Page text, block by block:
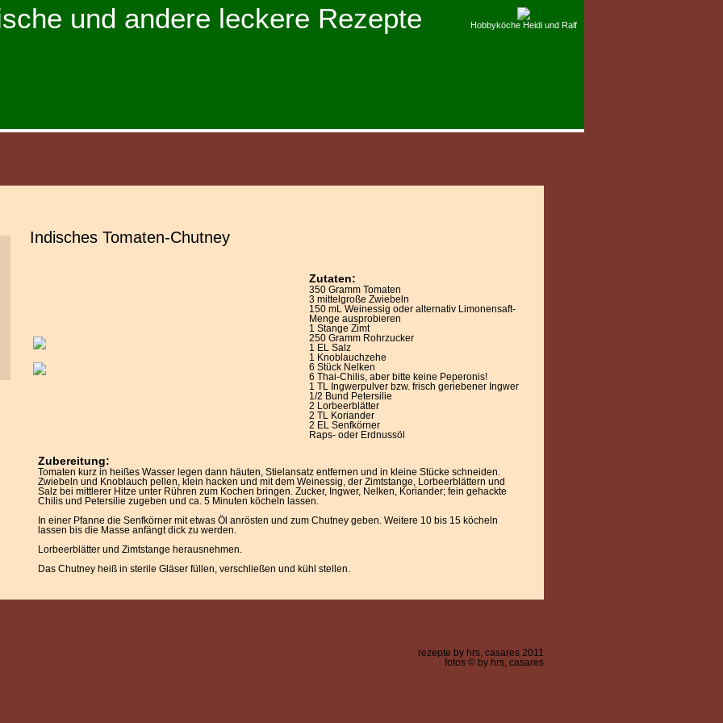
und andere leckere Rezepte Hobbyköche Heidi und Ralf
Indisches Tomaten-Chutney
Zutaten:
350 Gramm Tomaten
3 mittelgroße Zwiebeln
150 mL Weinessig oder alternativ Limonensaft-
Menge ausprobieren
1 Stange Zimt
250 Gramm Rohrzucker
1 EL Salz
1 Knoblauchzehe
6 Stück Nelken
6 Thai-Chilis, aber bitte keine Peperonis!
1 TL Ingwerpulver bzw. frisch geriebener Ingwer
1/2 Bund Petersilie
2 Lorbeerblätter
2 TL Koriander
2 EL Senfkörner
Raps- oder Erdnussöl
Zubereitung:
Tomaten kurz in heißes Wasser legen dann häuten, Stielansatz entfernen und in kleine Stücke schneiden.
Zwiebeln und Knoblauch pellen, klein hacken und mit dem Weinessig, der Zimtstange, Lorbeerblättern und
Salz bei mittlerer Hitze unter Rühren zum Kochen bringen. Zucker, Ingwer, Nelken, Koriander; fein gehackte
Chilis und Petersilie zugeben und ca. 5 Minuten köcheln lassen.
In einer Pfanne die Senfkörner mit etwas Öl anrösten und zum Chutney geben. Weitere 10 bis 15 köcheln
lassen bis die Masse anfängt dick zu werden.
Lorbeerblätter und Zimtstange herausnehmen.
Das Chutney heiß in sterile Gläser füllen, verschließen und kühl stellen.
rezepte by hrs, casares 2011
fotos © by hrs, casares